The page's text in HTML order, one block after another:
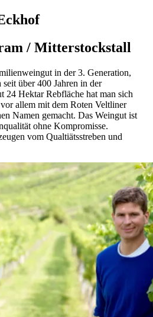
/ Mitterstockstall
in der 3. Generation,
über 400 Jahren in der
24 Hektar Rebfläche hat man sich
allem mit dem Roten Veltliner
Namen gemacht. Das Weingut ist
ohne Kompromisse.
vom Qualtiätsstreben und